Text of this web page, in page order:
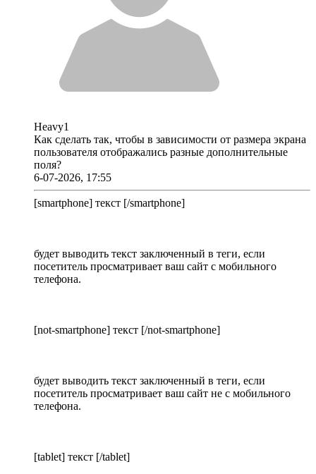
Heavy1
Как сделать так, чтобы в зависимости от размера экрана
пользователя отображались разные дополнительные
поля?
6-07-2026, 17:55
[smartphone] текст [/smartphone]
будет выводить текст заключенный в теги, если
посетитель просматривает ваш сайт с мобильного
телефона.
[not-smartphone] текст [/not-smartphone]
будет выводить текст заключенный в теги, если
посетитель просматривает ваш сайт не с мобильного
телефона.
[tablet] текст [/tablet]